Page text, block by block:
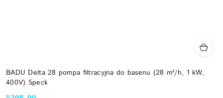
BADU Delta 28 pompa filtracyjna do basenu (28 m³/h, 1 kW,
400V) Speck